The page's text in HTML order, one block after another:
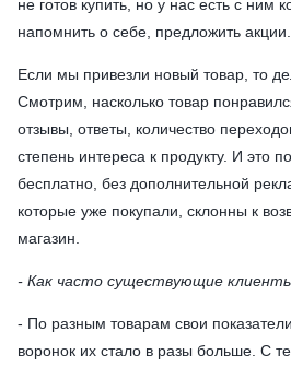
не готов купить, но у нас есть с ним
напомнить о себе, предложить акции.
Если мы привезли новый товар, то
Смотрим, насколько товар
отзывы, ответы, количество
степень интереса к продукту. И это
бесплатно, без дополнительной
которые уже покупали, склонны к
магазин.
- Как часто существующие
- По разным товарам свои
воронок их стало в разы больше. С